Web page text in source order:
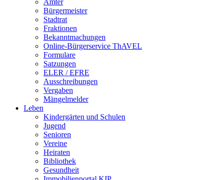
Ämter
Bürgermeister
Stadtrat
Fraktionen
Bekanntmachungen
Online-Bürgerservice ThAVEL
Formulare
Satzungen
ELER / EFRE
Ausschreibungen
Vergaben
Mängelmelder
Leben
Kindergärten und Schulen
Jugend
Senioren
Vereine
Heiraten
Bibliothek
Gesundheit